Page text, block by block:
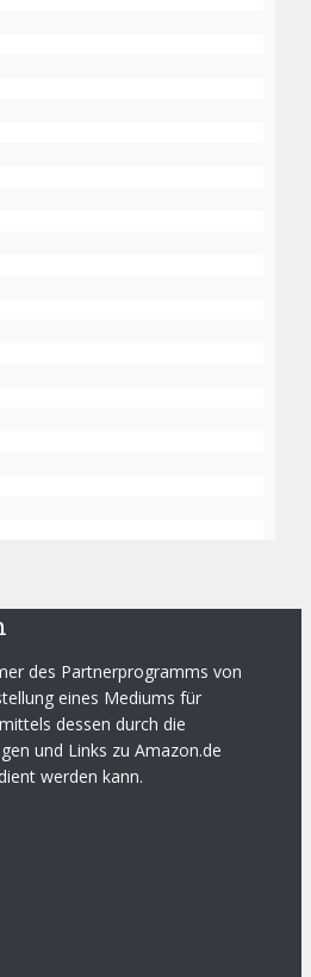
des Partnerprogramms von
eines Mediums für
dessen durch die
und Links zu Amazon.de
werden kann.